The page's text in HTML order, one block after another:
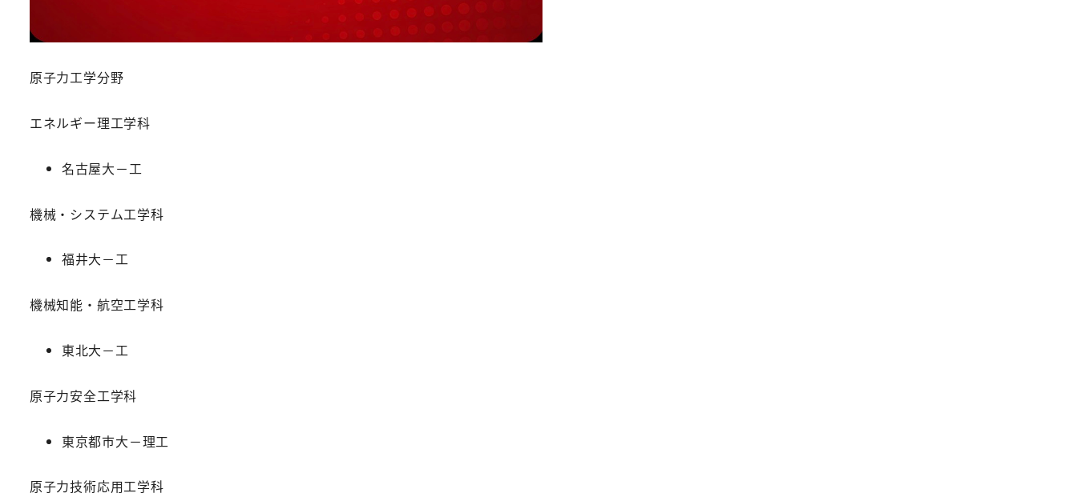
原子力工学分野
エネルギー理工学科
名古屋大－工
機械・システム工学科
福井大－工
機械知能・航空工学科
東北大－工
原子力安全工学科
東京都市大－理工
原子力技術応用工学科